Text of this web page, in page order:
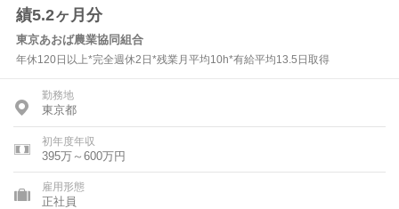
績5.2ヶ月分
東京あおば農業協同組合
年休120日以上*完全週休2日*残業月平均10h*有給平均13.5日取得
勤務地
東京都
初年度年収
395万～600万円
雇用形態
正社員